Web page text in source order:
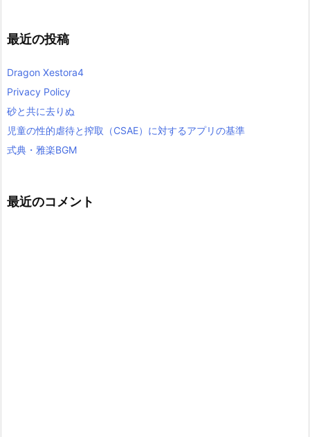
最近の投稿
Dragon Xestora4
Privacy Policy
砂と共に去りぬ
児童の性的虐待と搾取（CSAE）に対するアプリの基準
式典・雅楽BGM
最近のコメント